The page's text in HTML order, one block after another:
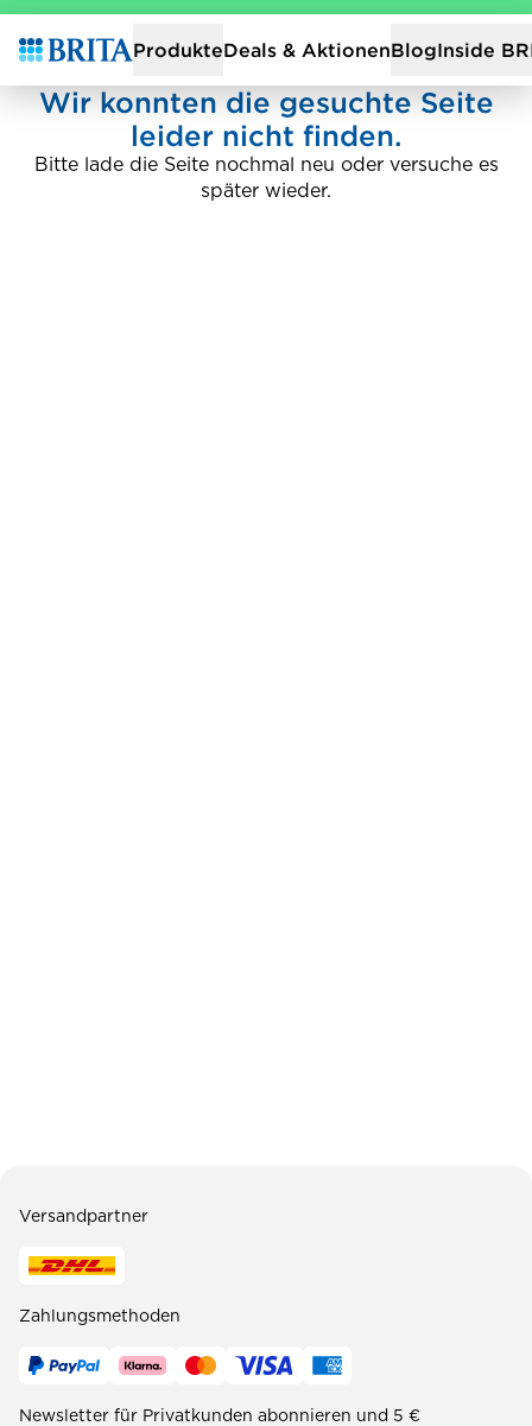
Zur Startseite
ProdukteDeals & AktionenBlogInside
Wir konnten die gesuchte Seite
leider nicht finden.
Bitte lade die Seite nochmal neu oder versuche es
später wieder.
Versandpartner
Zahlungsmethoden
Newsletter für Privatkunden abonnieren und 5 €